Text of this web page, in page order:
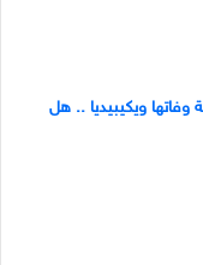
ويكيبيديا .. هل